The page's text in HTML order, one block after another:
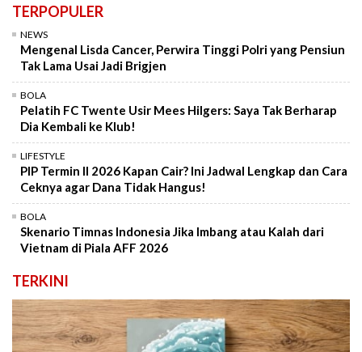
TERPOPULER
NEWS
Mengenal Lisda Cancer, Perwira Tinggi Polri yang Pensiun
Tak Lama Usai Jadi Brigjen
BOLA
Pelatih FC Twente Usir Mees Hilgers: Saya Tak Berharap
Dia Kembali ke Klub!
LIFESTYLE
PIP Termin II 2026 Kapan Cair? Ini Jadwal Lengkap dan Cara
Ceknya agar Dana Tidak Hangus!
BOLA
Skenario Timnas Indonesia Jika Imbang atau Kalah dari
Vietnam di Piala AFF 2026
TERKINI